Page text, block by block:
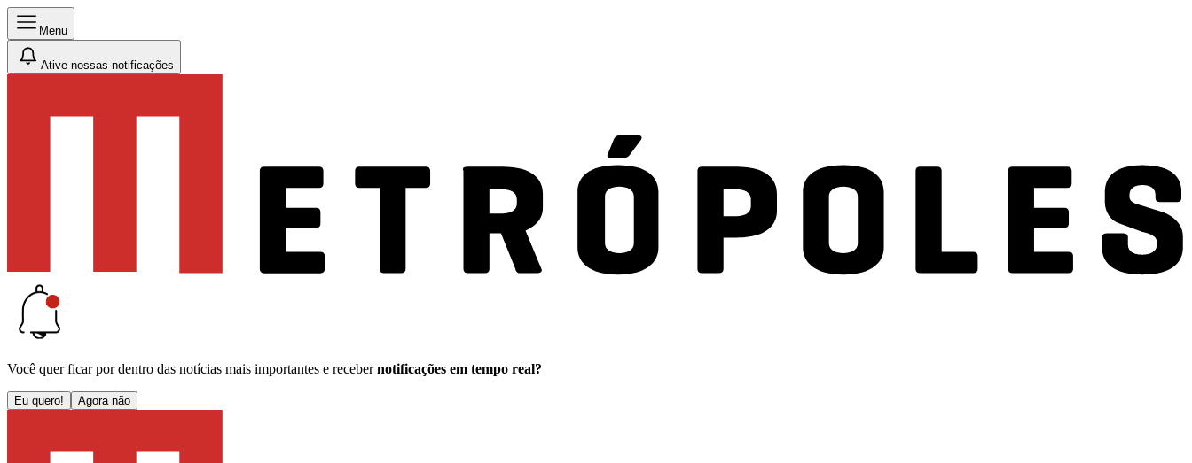
Menu
Ative nossas notificações
Você quer ficar por dentro das notícias mais importantes e receber notificações em tempo real?
Eu quero! Agora não